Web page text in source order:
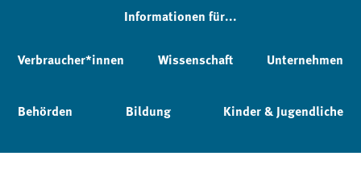
Informationen für...
Verbraucher*innen Wissenschaft Unternehmen
Behörden Bildung Kinder & Jugendliche